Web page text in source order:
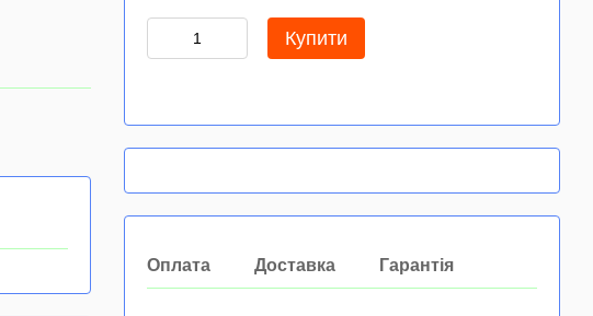
Купити
Оплата Доставка Гарантія